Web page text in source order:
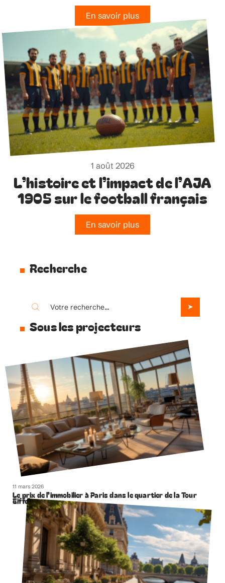
En savoir plus
1 août 2026
L’histoire et l’impact de l’AJA
1905 sur le football français
En savoir plus
Recherche
Sous les projecteurs
11 mars 2026
Le prix de l’immobilier à Paris dans le quartier de la Tour
Eiffel